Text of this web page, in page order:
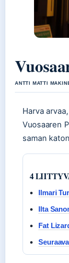
ANTTI MATTI
Harva
Vuosaaren
saman
4
Ilmari
Ilta
Fat